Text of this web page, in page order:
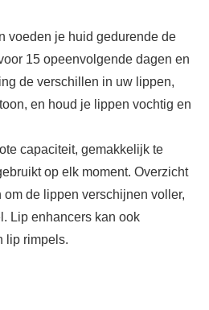
voeden je huid gedurende de
15 opeenvolgende dagen en
de verschillen in uw lippen,
en houd je lippen vochtig en
capaciteit, gemakkelijk te
op elk moment. Overzicht
de lippen verschijnen voller,
Lip enhancers kan ook
lip rimpels.